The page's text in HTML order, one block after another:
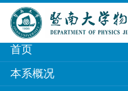
首页
本系概况
百度地图